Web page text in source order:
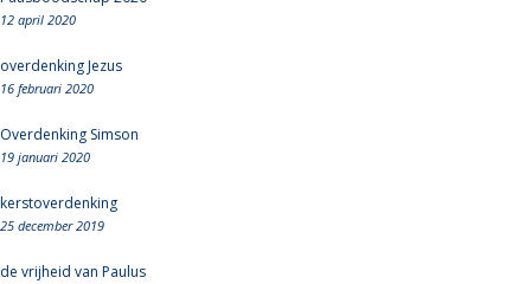
12 april 2020
overdenking Jezus
16 februari 2020
Overdenking Simson
19 januari 2020
kerstoverdenking
25 december 2019
de vrijheid van Paulus